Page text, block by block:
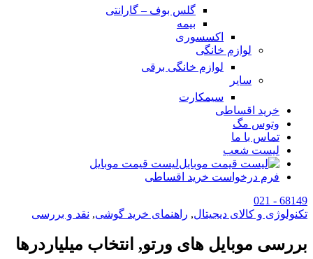
گلس بوف – گارانتی
بیمه
اکسسوری
لوازم خانگی
لوازم خانگی برقی
سایر
سیمکارت
خرید اقساطی
وتوس مگ
تماس با ما
لیست شعب
لیست قیمت موبایل
فرم درخواست خرید اقساطی
68149 - 021
تکنولوژی و کالای دیجیتال, راهنمای خرید گوشی, نقد و بررسی
بررسی موبایل های ورتو, انتخاب میلیاردرها